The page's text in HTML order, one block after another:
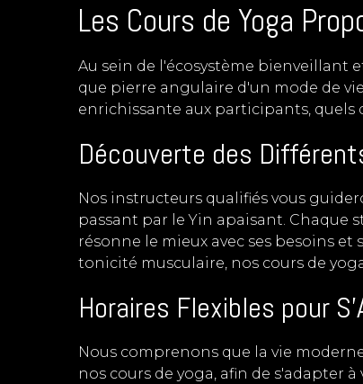
Les Cours de Yoga
Au sein de l'écosystème bienveillant
que pierre angulaire d'un mode de
enrichissante aux participants, quels
Découverte des
Nos instructeurs qualifiés vous
passant par le Yin apaisant. Chaque
résonne le mieux avec ses besoins
tonicité musculaire, nos cours de
Horaires Flexibles pour
Nous comprenons que la vie
nos cours de yoga, afin de s'adapter